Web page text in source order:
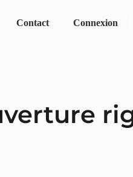
Contact Connexion